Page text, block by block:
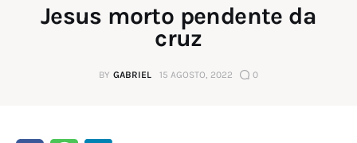
Espiritualidade
Jesus morto pendente da
cruz
BY GABRIEL 15 AGOSTO, 2022 0